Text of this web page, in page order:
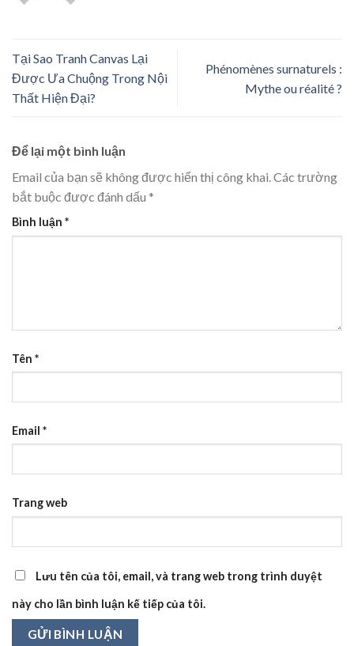
Tại Sao Tranh Canvas Lại
Được Ưa Chuộng Trong Nội
Thất Hiện Đại?
Phénomènes surnaturels :
Mythe ou réalité ?
Để lại một bình luận
Email của bạn sẽ không được hiển thị công khai.Các trường
bắt buộc được đánh dấu *
Bình luận *
Tên *
Email *
Trang web
Lưu tên của tôi, email, và trang web trong trình duyệt
này cho lần bình luận kế tiếp của tôi.